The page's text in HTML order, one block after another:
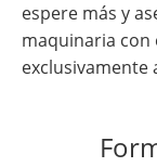
espere más y
maquinaria con
exclusivamente